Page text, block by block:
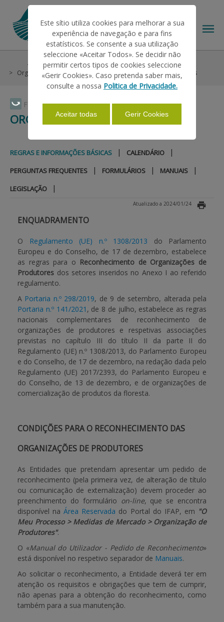
Faça Swipe para ver o menu
O IFAP
AJUDAS/APOIOS
INFORMAÇÕES
ESTATÍSTICAS
APOIO AO BENEFICIÁRIO
Entrar / Registar
Ajudas/Apoios
Intervenção em Mercados
Organizações de Produtores
Regras e Informações Básicas
ORGANIZAÇÕES DE PRODUTORES
REGRAS E INFORMAÇÕES BÁSICAS | CALENDÁRIO |
PERGUNTAS FREQUENTES | FORMULÁRIOS | MANUAIS |
LEGISLAÇÃO |
Atualizado a 2024/01/24
ENQUADRAMENTO
O Regulamento (UE) n.º 1308/2013 do Parlamento
Europeu e do Conselho, de 17 de dezembro, estabelece
as regras para o Reconhecimento de Organizações de
Produtores dos setores inseridos no Anexo I ao referido
regulamento.
A Portaria n.º 298/2019, de 9 de setembro, alterada pela
Portaria n.º 141/2021 , de 8 de julho, estabelece as regras
nacionais complementares de reconhecimento de
organizações de produtores e respetivas associações
previstas no capítulo III do título II da parte II do
Regulamento (UE) n.º 1308/2013, do Parlamento Europeu
e do Conselho, de 17 de dezembro, na redação dada pelo
Regulamento (UE) 2017/2393, do Parlamento Europeu e
do Conselho, de 13 de dezembro, e de organizações de
comercialização de produtos da floresta.
CONDIÇÕES PARA O RECONHECIMENTO DAS
ORGANIZAÇÕES DE PRODUTORES
As Entidades que pretendam apresentar um pedido de
reconhecimento (pela primeira vez, de alteração de título
ou comunicação de externalização) devem proceder ao
preenchimento do formulário on-line, que se encontra
disponível naÁrea Reservada do Portal do IFAP, em "O
Meu Processo > Medidas de Mercado > Organização de
Produtores".
O «Manual do Utilizador - Pedido de Reconhecimento»
está disponível no respetivo separador de Manuais.
Ao solicitar o reconhecimento, a Entidade deverá ter em
atenção os requisitos e obrigações que tem de cumprir,
não apenas para a obtenção do reconhecimento, como
também para a sua manutenção.
Este sítio utiliza cookies para melhorar a sua
experiência de navegação e para fins
estatísticos. Se consente a sua utilização
seleccione «Aceitar Todos». Se decidir não
permitir certos tipos de cookies seleccione
«Gerir Cookies». Caso pretenda saber mais,
consulte a nossa Politica de Privacidade.
Aceitar todas Gerir Cookies